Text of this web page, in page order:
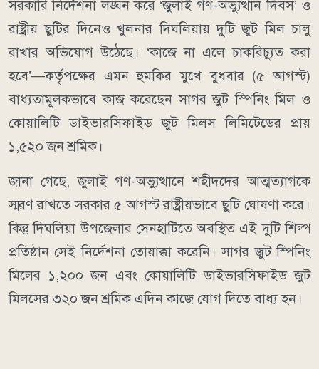
সরকারি নির্দেশনা লঙ্ঘন করে ‘জুলাই গণ-অভ্যুত্থান দিবস’ ও
রাষ্ট্রীয় ছুটির দিনেও খুলনার দিঘলিয়ায় দুটি জুট মিল চালু
রাখার অভিযোগ উঠেছে। ‘কাজে না এলে চাকরিচ্যুত করা
হবে’—কর্তৃপক্ষের এমন হুমকির মুখে বুধবার (৫ আগস্ট)
বাধ্যতামূলকভাবে কাজ করেছেন সাগর জুট স্পিনিং মিল ও
কোয়ালিটি ডাইভারসিফাইড জুট মিলস লিমিটেডের প্রায়
১,৫২০ জন শ্রমিক।
জানা গেছে, জুলাই গণ-অভ্যুত্থানে শহীদদের আত্মত্যাগকে
স্মরণ রাখতে সরকার ৫ আগস্ট রাষ্ট্রীয়ভাবে ছুটি ঘোষণা করে।
কিন্তু দিঘলিয়া উপজেলার সেনহাটিতে অবস্থিত এই দুটি শিল্প
প্রতিষ্ঠান সেই নির্দেশনা তোয়াক্কা করেনি। সাগর জুট স্পিনিং
মিলের ১,২০০ জন এবং কোয়ালিটি ডাইভারসিফাইড জুট
মিলসের ৩২০ জন শ্রমিক এদিন কাজে যোগ দিতে বাধ্য হন।